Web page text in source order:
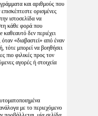
και αριθμούς που
ορισμένες
ιστοσελίδα να
κάθε φορά που
καθεαυτό δεν περιέχει
«διαβαστεί» από έναν
τότε μπορεί να βοηθήσει
πιο φιλικές προς τον
αγορές ή στοιχεία
με το περιεχόμενο